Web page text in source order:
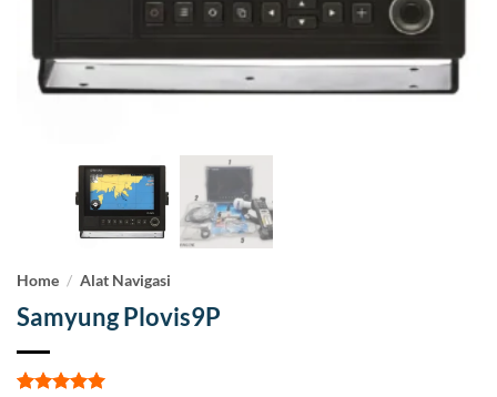
Home / Alat Navigasi
Samyung Plovis9P